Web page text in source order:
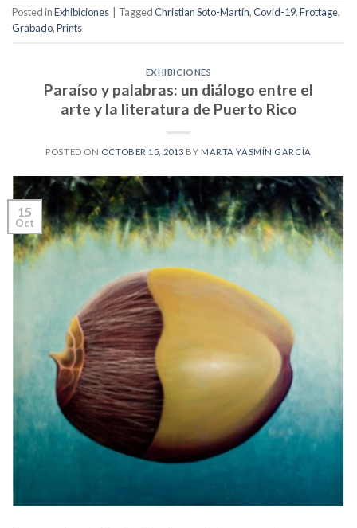
Posted inExhibiciones TaggedChristian Soto-Martín,Covid-19,Frottage,
Grabado,Prints
EXHIBICIONES
Paraíso y palabras: un diálogo entre el
arte y la literatura de Puerto Rico
POSTED ON OCTOBER 15, 2013 BY MARTA YASMÍN GARCÍA
15
Oct